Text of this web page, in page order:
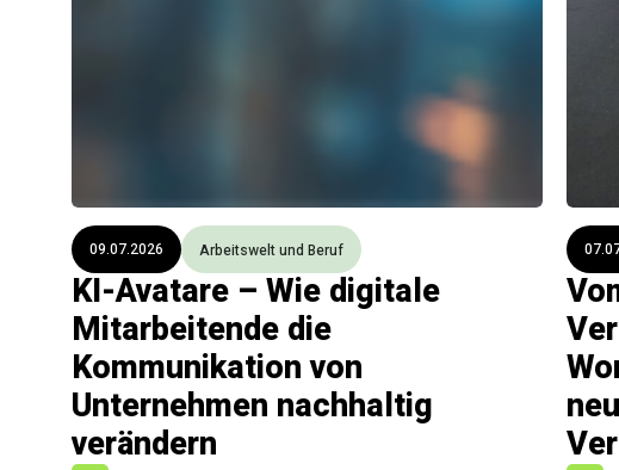
09.07.2026 Arbeitswelt und Beruf
KI-Avatare – Wie digitale
Mitarbeitende die
Kommunikation von
Unternehmen nachhaltig
verändern